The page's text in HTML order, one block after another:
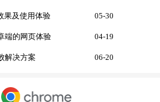
果及使用体验 05-30
端的网页体验 04-19
解决方案 06-20